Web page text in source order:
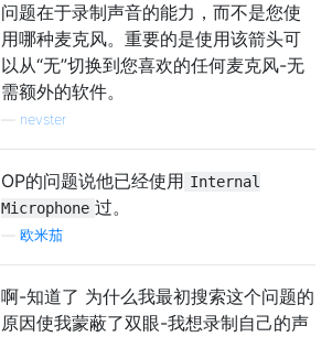
问题在于录制声音的能力，而不是您使
用哪种麦克风。重要的是使用该箭头可
以从“无”切换到您喜欢的任何麦克风-无
需额外的软件。
nevster
OP的问题说他已经使用 Internal
Microphone 过。
欧米茄
啊-知道了 为什么我最初搜索这个问题的
原因使我蒙蔽了双眼-我想录制自己的声